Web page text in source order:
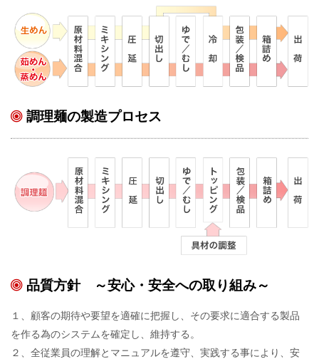
調理麺の製造プロセス
品質方針 ～安心・安全への取り組み～
１、顧客の期待や要望を適確に把握し、その要求に適合する製品
を作る為のシステムを確定し、維持する。
２、全従業員の理解とマニュアルを遵守、実践する事により、安